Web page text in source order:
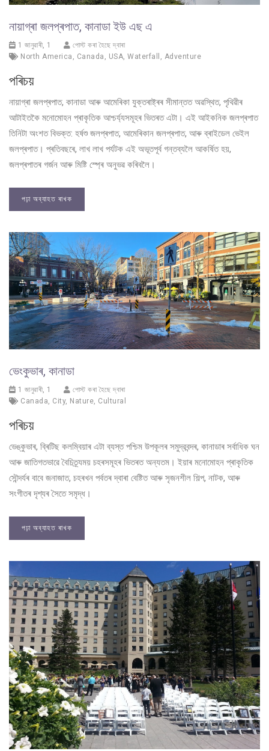
নায়াগ্ৰা জলপ্ৰপাত, কানাডা ইউ এছ এ
1 জানুৱাৰী, 1
পোস্ট কৰা হৈছে দ্বাৰা
North America
Canada USA Waterfall Adventure
পৰিচয়
নায়াগ্ৰা জলপ্ৰপাত, কানাডা আৰু আমেৰিকা যুক্তৰাষ্ট্ৰৰ সীমান্তত অৱস্থিত, পৃথিৱীৰ
আটাইতকৈ মনোমোহন প্ৰাকৃতিক আশ্চৰ্য্যসমূহৰ ভিতৰত এটা। এই আইকনিক জলপ্ৰপাত
তিনিটা অংশত বিভক্ত: হৰ্ষশু জলপ্ৰপাত, আমেৰিকান জলপ্ৰপাত, আৰু ব্ৰাইডেল ভেইল
জলপ্ৰপাত। প্ৰতিবছৰে, লাখ লাখ পৰ্যটক এই অভূতপূৰ্ব গন্তব্যলৈ আকৰ্ষিত হয়,
জলপ্ৰপাতৰ গৰ্জন আৰু মিষ্টি স্প্ৰে অনুভৱ কৰিবলৈ।
পঢ়া অব্যাহত ৰাখক
ভেংকুভাৰ, কানাডা
1 জানুৱাৰী, 1
পোস্ট কৰা হৈছে দ্বাৰা
Canada
City, Nature Cultural
পৰিচয়
ভেঙ্কুভাৰ, ব্ৰিটিছ কলম্বিয়াৰ এটা ব্যস্ত পশ্চিম উপকূলৰ সমুদ্রবন্দৰ, কানাডাৰ সৰ্বাধিক ঘন
আৰু জাতিগতভাৱে বৈচিত্ৰ্যময় চহৰসমূহৰ ভিতৰত অন্যতম। ইয়াৰ মনোমোহন প্ৰাকৃতিক
সৌন্দৰ্যৰ বাবে জনাজাত, চহৰখন পৰ্বতৰ দ্বাৰা বেষ্টিত আৰু সৃজনশীল শিল্প, নাটক, আৰু
সংগীতৰ দৃশ্যৰ সৈতে সমৃদ্ধ।
পঢ়া অব্যাহত ৰাখক